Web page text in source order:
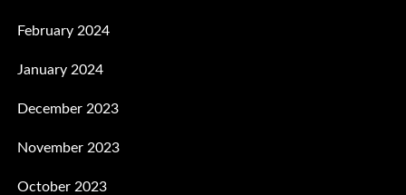
February 2024
January 2024
December 2023
November 2023
October 2023